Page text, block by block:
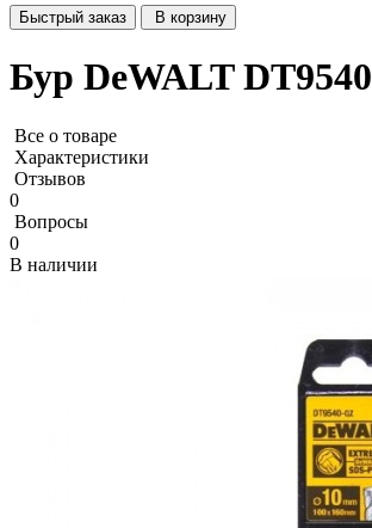
Быстрый заказ В корзину
Бур DeWALT DT9540
Все о товаре
Характеристики
Отзывов
0
Вопросы
0
В наличии